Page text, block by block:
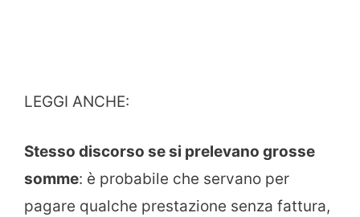
LEGGI ANCHE:
Stesso discorso se si prelevano grosse
somme: è probabile che servano per
pagare qualche prestazione senza fattura,